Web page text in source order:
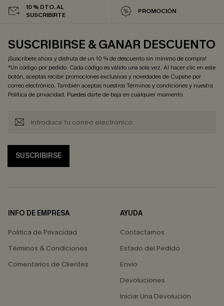
10 % DTO. AL
SUSCRIBIRTE
PROMOCIÓN
SUSCRIBIRSE & GANAR DESCUENTO
¡Suscríbete ahora y disfruta de un 10 % de descuento sin mínimo de compra!
*Un código por pedido. Cada código es válido una sola vez. Al hacer clic en este
botón, aceptas recibir promociones exclusivas y novedades de Cupshe por
correo electrónico. También aceptas nuestrosTérminos y condicionesy nuestra
Política de privacidad. Puedes darte de baja en cualquier momento.
SUSCRIBIRSE
INFO DE EMPRESA
Política de Privacidad
Términos & Condiciones
Comentarios de Clientes
AYUDA
Contactarnos
Estado del Pedido
Envío
Devoluciones
Iniciar Una Devolución